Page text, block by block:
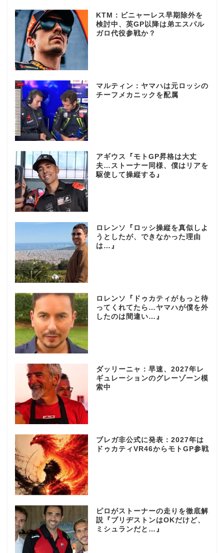
KTM：ビニャーレス早期除外を
検討中、英GP以降は弟エスパル
ガロ代役参戦か？
マルティン：ヤマハは元ロッシの
チーフメカニックを配属
アギウス『モトGP昇格は大丈
夫…ストーナー同様、僕はリアを
駆使して操縦する』
ロレンソ『ロッシ操縦を真似しよ
うとしたが、できなかった理由
は…』
ロレンソ『ドゥカティがもっと待
ってくれてたら…ヤマハが僕を外
したのは間違い…』
ダッリーニャ：早速、2027年レ
ギュレーションのグレーゾーン模
索中
ブレガ非公式に発表：2027年は
ドゥカティVR46からモトGP参戦
ピロがストーナーの走りを徹底解
説『ブリヂストンはOKだけど、
ミシュランだと…』